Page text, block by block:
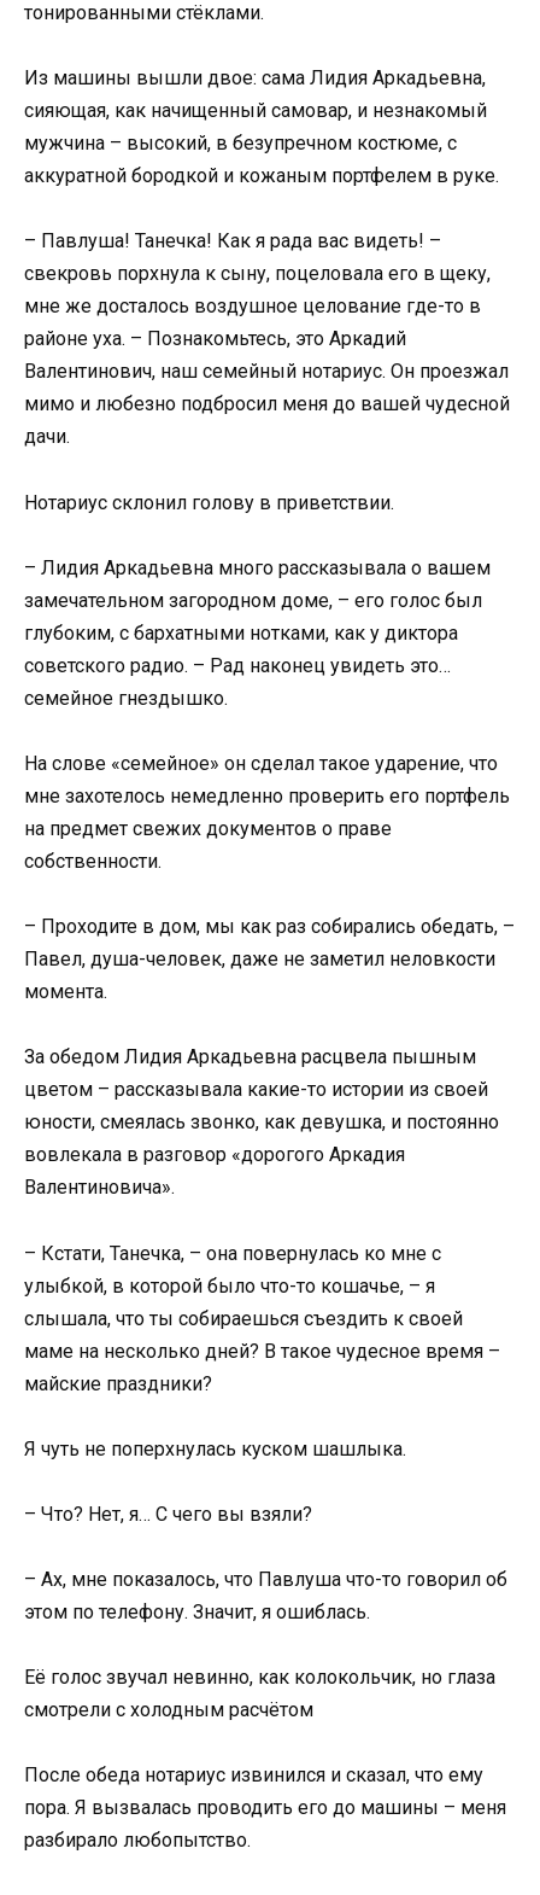
тонированными стёклами.
Из машины вышли двое: сама Лидия Аркадьевна,
сияющая, как начищенный самовар, и незнакомый
мужчина – высокий, в безупречном костюме, с
аккуратной бородкой и кожаным портфелем в руке.
– Павлуша! Танечка! Как я рада вас видеть! –
свекровь порхнула к сыну, поцеловала его в щеку,
мне же досталось воздушное целование где-то в
районе уха. – Познакомьтесь, это Аркадий
Валентинович, наш семейный нотариус. Он проезжал
мимо и любезно подбросил меня до вашей чудесной
дачи.
Нотариус склонил голову в приветствии.
– Лидия Аркадьевна много рассказывала о вашем
замечательном загородном доме, – его голос был
глубоким, с бархатными нотками, как у диктора
советского радио. – Рад наконец увидеть это…
семейное гнездышко.
На слове «семейное» он сделал такое ударение, что
мне захотелось немедленно проверить его портфель
на предмет свежих документов о праве
собственности.
– Проходите в дом, мы как раз собирались обедать, –
Павел, душа-человек, даже не заметил неловкости
момента.
За обедом Лидия Аркадьевна расцвела пышным
цветом – рассказывала какие-то истории из своей
юности, смеялась звонко, как девушка, и постоянно
вовлекала в разговор «дорогого Аркадия
Валентиновича».
– Кстати, Танечка, – она повернулась ко мне с
улыбкой, в которой было что-то кошачье, – я
слышала, что ты собираешься съездить к своей
маме на несколько дней? В такое чудесное время –
майские праздники?
Я чуть не поперхнулась куском шашлыка.
– Что? Нет, я… С чего вы взяли?
– Ах, мне показалось, что Павлуша что-то говорил об
этом по телефону. Значит, я ошиблась.
Её голос звучал невинно, как колокольчик, но глаза
смотрели с холодным расчётом
После обеда нотариус извинился и сказал, что ему
пора. Я вызвалась проводить его до машины – меня
разбирало любопытство.